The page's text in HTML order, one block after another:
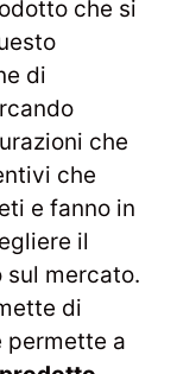
che si
di
che
che
e fanno in
il
mercato.
di
permette a